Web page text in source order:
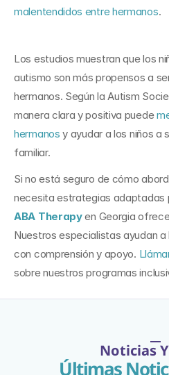
malentendidos entre hermanos.
Los estudios muestran que los
autismo son más propensos a
hermanos. Según la Autism
manera clara y positiva puede
hermanos y ayudar a los niños a
familiar.
Si no está seguro de cómo
necesita estrategias adaptadas
ABA Therapy en Georgia
Nuestros especialistas ayudan
con comprensión y apoyo.
sobre nuestros programas
Noticias
Últimas